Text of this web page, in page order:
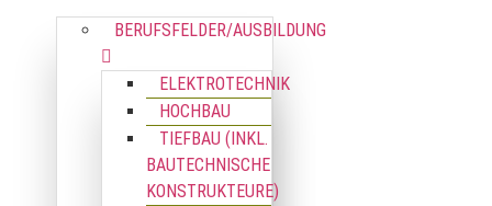
BERUFSFELDER/AUSBILDUNG
ELEKTROTECHNIK
HOCHBAU
TIEFBAU (INKL.
BAUTECHNISCHE
KONSTRUKTEURE)